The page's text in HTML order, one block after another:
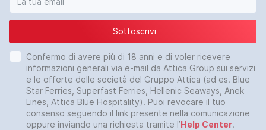
Sottoscrivi
Confermo di avere più di 18 anni e di voler ricevere
informazioni generali via e-mail da Attica Group sui servizi
e le offerte delle società del Gruppo Attica (ad es. Blue
Star Ferries, Superfast Ferries, Hellenic Seaways, Anek
Lines, Attica Blue Hospitality). Puoi revocare il tuo
consenso seguendo il link presente nella comunicazione
oppure inviando una richiesta tramite l’Help Center.